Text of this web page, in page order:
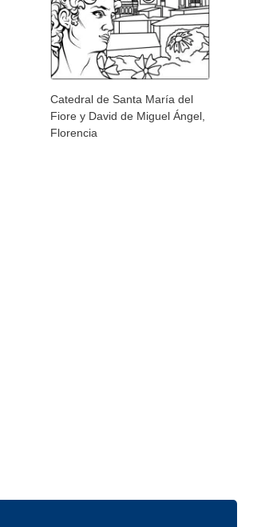
Catedral de Santa María del
Fiore y David de Miguel Ángel,
Florencia